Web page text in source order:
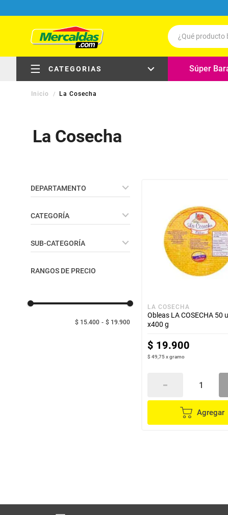
¿Qué producto
CATEGORIAS
carnes, pollo y pescado
cuidado del bebé
Súper
La Cosecha
La Cosecha
DEPARTAMENTO
CATEGORÍA
SUB-CATEGORÍA
RANGOS DE PRECIO
$ 15.400 $ 19.900
LA COSECHA
Obleas LA COSECHA 50
x400 g
$ 19.900
$ 49,75xgramo
Agregar
Términos
Leche
Galletas
Mantequilla
Arroz